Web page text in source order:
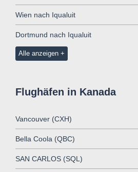
Wien nach Iqualuit
Dortmund nach Iqualuit
Alle anzeigen
Flughäfen in Kanada
Vancouver (CXH)
Bella Coola (QBC)
SAN CARLOS (SQL)